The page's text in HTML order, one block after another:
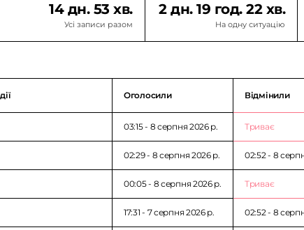
14 дн. 53 хв.
Усі записи разом
2 дн. 19 год. 22 хв.
На одну ситуацію
Оголосили Відмінили
03:15 - 8 серпня 2026 p. Триває
02:29 - 8 серпня 2026 p. 02:52 - 8
00:05 - 8 серпня 2026 p. Триває
17:31 - 7 серпня 2026 p. 02:52 - 8